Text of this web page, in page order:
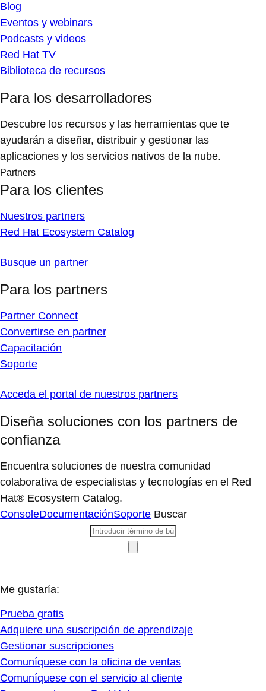
Blog
Eventos y webinars
Podcasts y videos
Red Hat TV
Biblioteca de recursos
Para los desarrolladores
Descubre los recursos y las herramientas que te
ayudarán a diseñar, distribuir y gestionar las
aplicaciones y los servicios nativos de la nube.
Partners
Para los clientes
Nuestros partners
Red Hat Ecosystem Catalog
Busque un partner
Para los partners
Partner Connect
Convertirse en partner
Capacitación
Soporte
Acceda el portal de nuestros partners
Diseña soluciones con los partners de
confianza
Encuentra soluciones de nuestra comunidad
colaborativa de especialistas y tecnologías en el Red
Hat® Ecosystem Catalog.
ConsoleDocumentaciónSoporte Buscar
Me gustaría:
Prueba gratis
Adquiere una suscripción de aprendizaje
Gestionar suscripciones
Comuníquese con la oficina de ventas
Comuníquese con el servicio al cliente